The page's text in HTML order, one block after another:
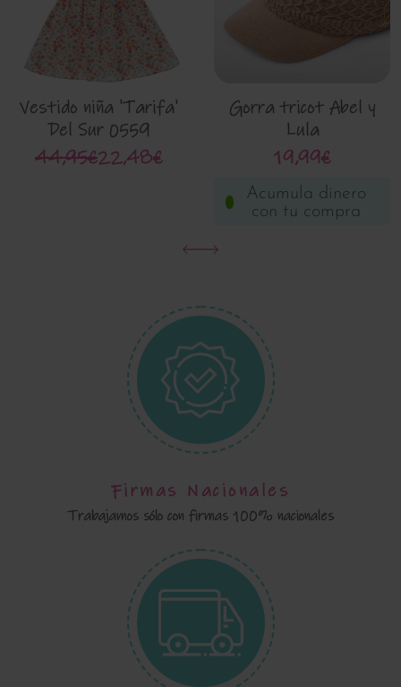
Vestido niña 'Tarifa'
Del Sur 0559
44,95€22,48€
Gorra tricot Abel y
Lula
19,99€
Acumula dinero
con tu compra
Firmas Nacionales
Trabajamos sólo con firmas 100% nacionales